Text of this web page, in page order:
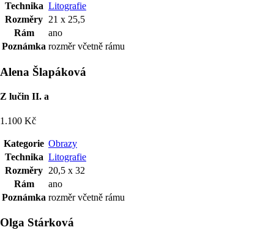
Technika Litografie
Rozměry 21 x 25,5
Rám
ano
Poznámka rozměr včetně rámu
Alena Šlapáková
Z lučin II. a
1.100 Kč
Kategorie Obrazy
Technika Litografie
Rozměry 20,5 x 32
Rám
ano
Poznámka rozměr včetně rámu
Olga Stárková